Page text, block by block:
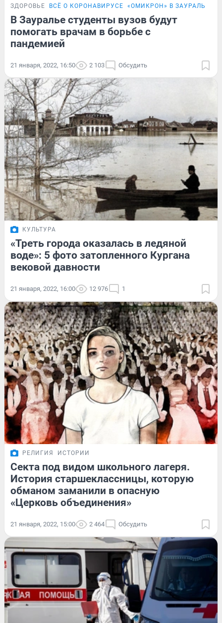
ЗДОРОВЬЕ ВСЁ О КОРОНАВИРУСЕ «ОМИКРОН» В ЗАУРАЛЬЕ
В Зауралье студенты вузов будут
помогать врачам в борьбе с
пандемией
21 января, 2022, 16:50 2 103 Обсудить
КУЛЬТУРА
«Треть города оказалась в ледяной
воде»: 5 фото затопленного Кургана
вековой давности
21 января, 2022, 16:00 12 976 1
РЕЛИГИЯ ИСТОРИИ
Секта под видом школьного лагеря.
История старшеклассницы, которую
обманом заманили в опасную
«Церковь объединения»
21 января, 2022, 15:00 2 464 Обсудить